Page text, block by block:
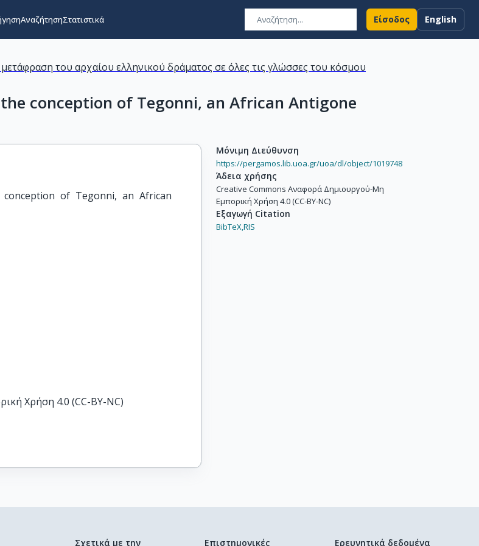
ΑναζήτησηΣτατιστικά Είσοδος English
του αρχαίου ελληνικού δράματος σε όλες τις γλώσσες του κόσμου
conception of Tegonni, an African Antigone
of Tegonni, an African
Χρήση 4.0 (CC-BY-NC)
Μόνιμη Διεύθυνση
https://pergamos.lib.uoa.gr/uoa/dl/object/1019748
Άδεια χρήσης
Creative Commons Αναφορά Δημιουργού-Μη
Εμπορική Χρήση 4.0 (CC-BY-NC)
Εξαγωγή Citation
BibTeX,RIS
Σχετικά με την Επιστημονικές Ερευνητικά δεδομένα